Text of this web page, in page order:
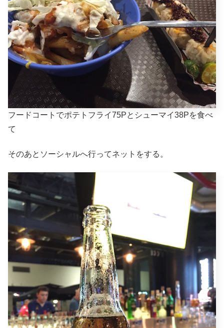
フードコートでポテトフライ75Pとシューマイ38Pを食べ
て
そのあとソーシャルへ行ってネットをする。